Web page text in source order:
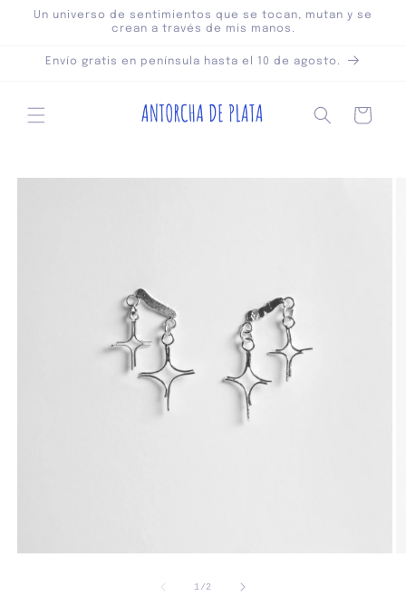
directamente
Un universo de sentimientos que se tocan, mutan y se
crean a través de mis manos.
Envío gratis en península hasta el 10 de agosto.
Carrito
directamente
1/de2